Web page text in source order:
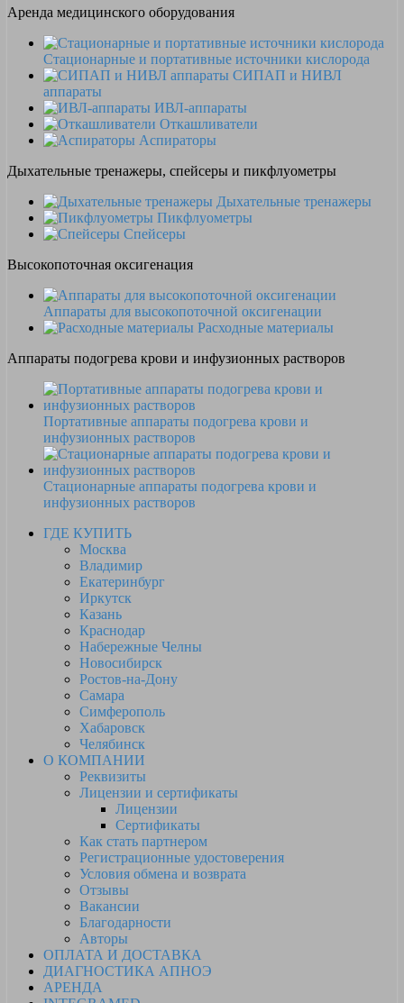
Аренда медицинского оборудования
Стационарные и портативные источники кислорода
СИПАП и НИВЛ
аппараты
ИВЛ-аппараты
Откашливатели
Аспираторы
Дыхательные тренажеры, спейсеры и пикфлуометры
Дыхательные тренажеры
Пикфлуометры
Спейсеры
Высокопоточная оксигенация
Аппараты для высокопоточной оксигенации
Расходные материалы
Аппараты подогрева крови и инфузионных растворов
Портативные аппараты подогрева крови и
инфузионных растворов
Стационарные аппараты подогрева крови и
инфузионных растворов
ГДЕ КУПИТЬ
Москва
Владимир
Екатеринбург
Иркутск
Казань
Краснодар
Набережные Челны
Новосибирск
Ростов-на-Дону
Самара
Симферополь
Хабаровск
Челябинск
О КОМПАНИИ
Реквизиты
Лицензии и сертификаты
Лицензии
Сертификаты
Как стать партнером
Регистрационные удостоверения
Условия обмена и возврата
Отзывы
Вакансии
Благодарности
Авторы
ОПЛАТА И ДОСТАВКА
ДИАГНОСТИКА АПНОЭ
АРЕНДА